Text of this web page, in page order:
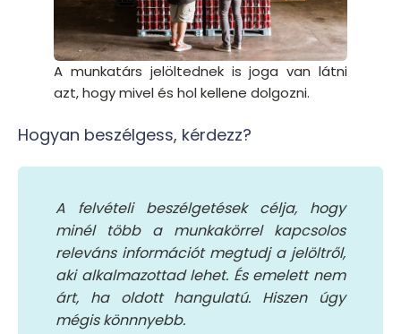
A munkatárs jelöltednek is joga van látni
azt, hogy mivel és hol kellene dolgozni.
Hogyan beszélgess, kérdezz?
A felvételi beszélgetések célja, hogy
minél több a munkakörrel kapcsolos
releváns információt megtudj a jelöltről,
aki alkalmazottad lehet. És emelett nem
árt, ha oldott hangulatú. Hiszen úgy
mégis könnnyebb.